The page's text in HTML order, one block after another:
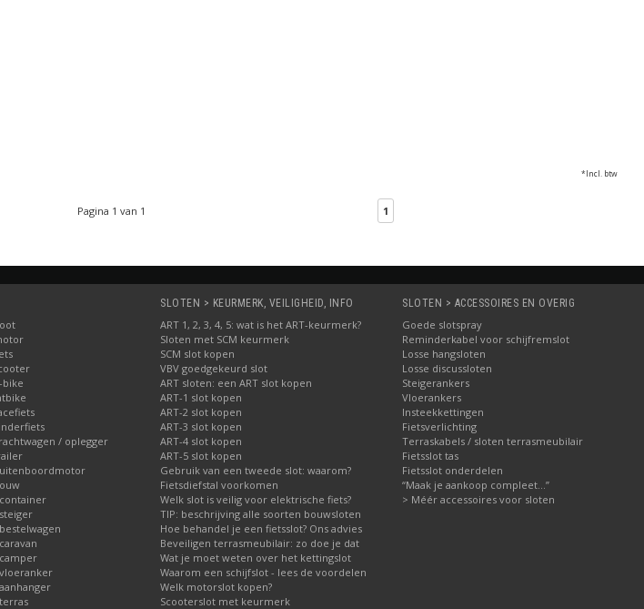
*Incl. btw
Pagina 1 van 1 1
bike
/ oplegger
SLOTEN > KEURMERK, VEILIGHEID, INFO
ART 1, 2, 3, 4, 5: wat is het ART-keurmerk?
Sloten met SCM keurmerk
SCM slot kopen
VBV goedgekeurd slot
ART sloten: een ART slot kopen
ART-1 slot kopen
ART-2 slot kopen
ART-3 slot kopen
ART-4 slot kopen
ART-5 slot kopen
Gebruik van een tweede slot: waarom?
Fietsdiefstal voorkomen
Welk slot is veilig voor elektrische fiets?
TIP: beschrijving alle soorten bouwsloten
Hoe behandel je een fietsslot? Ons advies
Beveiligen terrasmeubilair: zo doe je dat
Wat je moet weten over het kettingslot
Waarom een schijfslot - lees de voordelen
Welk motorslot kopen?
Scooterslot met keurmerk
SLOTEN > ACCESSOIRES EN OVERIG
Goede slotspray
Reminderkabel voor schijfremslot
Losse hangsloten
Losse discussloten
Steigerankers
Vloerankers
Insteekkettingen
Fietsverlichting
Terraskabels / sloten terrasmeubilair
Fietsslot tas
Fietsslot onderdelen
“Maak je aankoop compleet…”
> Méér accessoires voor sloten